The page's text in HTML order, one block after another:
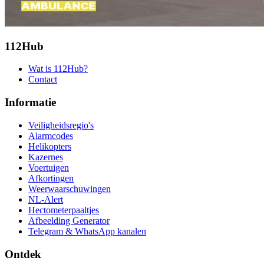
112Hub
Wat is 112Hub?
Contact
Informatie
Veiligheidsregio's
Alarmcodes
Helikopters
Kazernes
Voertuigen
Afkortingen
Weerwaarschuwingen
NL-Alert
Hectometerpaaltjes
Afbeelding Generator
Telegram & WhatsApp kanalen
Ontdek